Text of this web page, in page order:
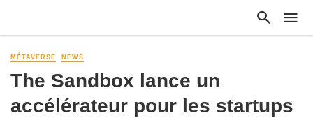
MÉTAVERSE NEWS
The Sandbox lance un
accélérateur pour les startups